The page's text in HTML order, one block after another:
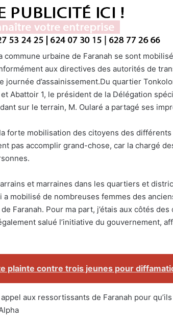
commune urbaine de Faranah se sont
aux directives des autorités de
journée d’assainissement.Du quartier
Abattoir 1, le président de la Délégation
sur le terrain, M. Oularé a partagé ses
forte mobilisation des citoyens des
pas accomplir grand-chose, car la chargé
et marraines dans les quartiers et
mobilisé de nombreuses femmes des
Faranah. Pour ma part, j’étais aux côtés
salué l’initiative du gouvernement,
plainte contre trois jeunes pour
aux ressortissants de Faranah pour